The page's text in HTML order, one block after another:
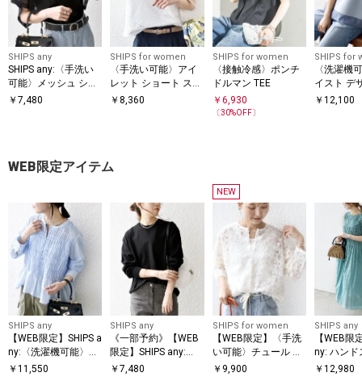
SHIPS any
SHIPS any:〈手洗い
可能〉メッシュ シア
ー ハンカチ スリーブ
￥ 7,480
SHIPS for women
〈手洗い可能〉アイ
レット ショート スリ
ーブ プルオーバー
￥8,360
SHIPS for women
〈接触冷感〉ポンチ
ドルマン TEE
￥ 6,930
〔30%OFF〕
SHIPS for
〈洗濯機
イスト デ
ー ドッキ
￥12,100
WEB限定アイテム
SHIPS any
【WEB限定】SHIPS a
ny:〈洗濯機可能〉シ
アー シャーリング プ
￥ 11,550
SHIPS any
《一部予約》【WEB
限定】SHIPS any:
〈手洗い可能〉スウ
￥7,480
NEW
SHIPS for women
【WEB限定】〈手洗
い可能〉チュール フ
ェザー レース 羽織
￥ 9,900
SHIPS any
【WEB限
ny: ハンド
グ コットン フレア
￥12,980